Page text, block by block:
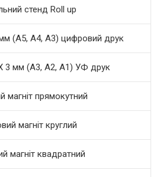
стенд Roll up
(А5, А4, А3) цифровий друк
3 мм (А3, А2, А1) УФ друк
магніт прямокутний
магніт круглий
магніт квадратний